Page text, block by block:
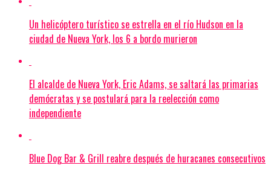
Un helicóptero turístico se estrella en el río Hudson en la
ciudad de Nueva York, los 6 a bordo murieron
El alcalde de Nueva York, Eric Adams, se saltará las primarias
demócratas y se postulará para la reelección como
independiente
Blue Dog Bar & Grill reabre después de huracanes consecutivos